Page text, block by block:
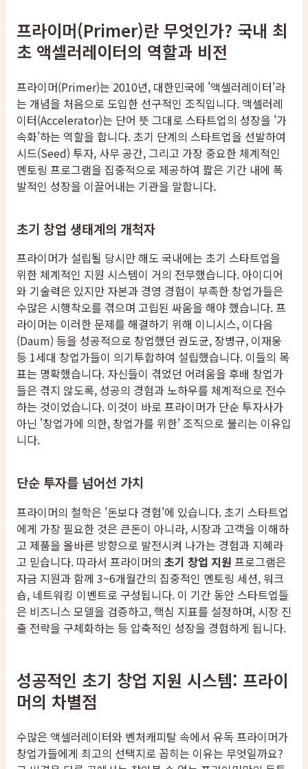
프라이머(Primer)란 무엇인가? 국내 최
초 액셀러레이터의 역할과 비전
프라이머(Primer)는 2010년, 대한민국에 '액셀러레이터'라
는 개념을 처음으로 도입한 선구적인 조직입니다. 액셀러레
이터(Accelerator)는 단어 뜻 그대로 스타트업의 성장을 '가
속화'하는 역할을 합니다. 초기 단계의 스타트업을 선발하여
시드(Seed) 투자, 사무 공간, 그리고 가장 중요한 체계적인
멘토링 프로그램을 집중적으로 제공하여 짧은 기간 내에 폭
발적인 성장을 이끌어내는 기관을 말합니다.
초기 창업 생태계의 개척자
프라이머가 설립될 당시만 해도 국내에는 초기 스타트업을
위한 체계적인 지원 시스템이 거의 전무했습니다. 아이디어
와 기술력은 있지만 자본과 경영 경험이 부족한 창업가들은
수많은 시행착오를 겪으며 고립된 싸움을 해야 했습니다. 프
라이머는 이러한 문제를 해결하기 위해 이니시스, 이다음
(Daum) 등을 성공적으로 창업했던 권도균, 장병규, 이재웅
등 1세대 창업가들이 의기투합하여 설립했습니다. 이들의 목
표는 명확했습니다. 자신들이 겪었던 어려움을 후배 창업가
들은 겪지 않도록, 성공의 경험과 노하우를 체계적으로 전수
하는 것이었습니다. 이것이 바로 프라이머가 단순 투자사가
아닌 '창업가에 의한, 창업가를 위한' 조직으로 불리는 이유입
니다.
단순 투자를 넘어선 가치
프라이머의 철학은 '돈보다 경험'에 있습니다. 초기 스타트업
에게 가장 필요한 것은 큰돈이 아니라, 시장과 고객을 이해하
고 제품을 올바른 방향으로 발전시켜 나가는 경험과 지혜라
고 믿습니다. 따라서 프라이머의 초기 창업 지원 프로그램은
자금 지원과 함께 3~6개월간의 집중적인 멘토링 세션, 워크
숍, 네트워킹 이벤트로 구성됩니다. 이 기간 동안 스타트업들
은 비즈니스 모델을 검증하고, 핵심 지표를 설정하며, 시장 진
출 전략을 구체화하는 등 압축적인 성장을 경험하게 됩니다.
성공적인 초기 창업 지원 시스템: 프라이
머의 차별점
수많은 액셀러레이터와 벤처캐피탈 속에서 유독 프라이머가
창업가들에게 최고의 선택지로 꼽히는 이유는 무엇일까요?